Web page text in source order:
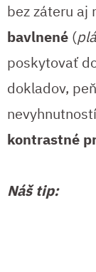
bez záteru aj
bavlnené (
poskytovať
dokladov,
kontrastné
Náš tip: